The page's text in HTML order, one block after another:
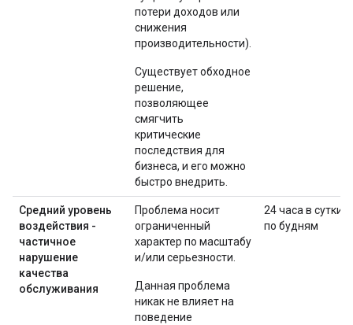
потери доходов или
снижения
производительности).
Существует обходное
решение,
позволяющее
смягчить
критические
последствия для
бизнеса, и его можно
быстро внедрить.
Средний уровень
воздействия -
частичное
нарушение
качества
обслуживания
Проблема носит
ограниченный
характер по масштабу
и/или серьезности.
Данная проблема
никак не влияет на
поведение
24 часа в сутки
по будням